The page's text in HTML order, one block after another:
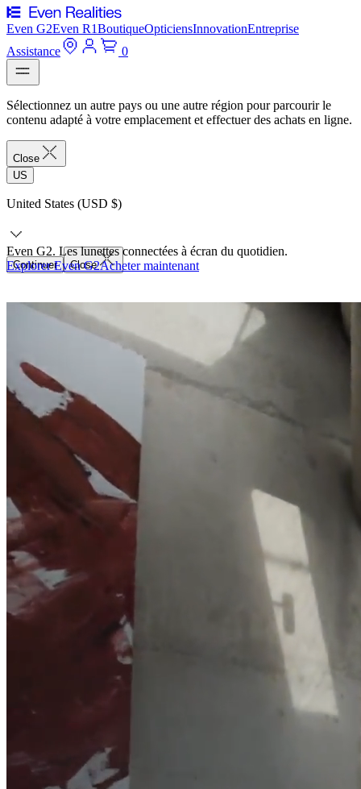
Even G2Even R1BoutiqueOpticiensInnovationEntreprise
Assistance
0
Sélectionnez un autre pays ou une autre région pour parcourir le
contenu adapté à votre emplacement et effectuer des achats en ligne.
Close
US
United States (USD $)
Continuer Close
Even G2. Les lunettes connectées à écran du quotidien.
Explorer Even G2Acheter maintenant